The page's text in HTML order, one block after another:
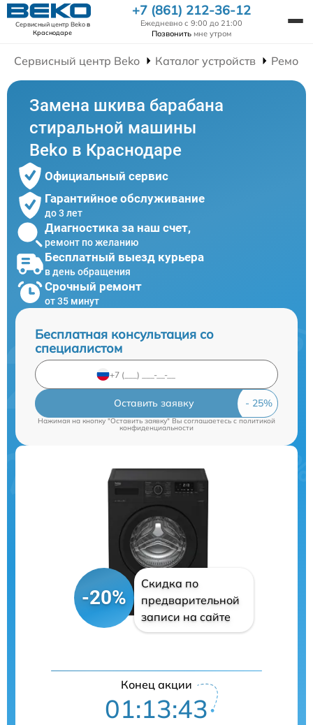
Сервисный центр Bekoв
Краснодаре
+7 (861) 212-36-12
Ежедневно с 9:00 до 21:00
Позвонить мне утром
Сервисный центр Beko Каталог устройств
Замена шкива барабана
стиральной машины
Beko в Краснодаре
Официальный сервис
Гарантийное обслуживание
до 3 лет
Диагностика за наш счет,
ремонт по желанию
Бесплатный выезд курьера
в день обращения
Срочный ремонт
от 35 минут
Бесплатная консультация со
специалистом
Оставить заявку
Нажимая на кнопку "Оставить заявку" Вы соглашаетесь cполитикой
конфиденциальности
-20%
Скидка по
предварительной
записи на сайте
Конец акции
01:13:42